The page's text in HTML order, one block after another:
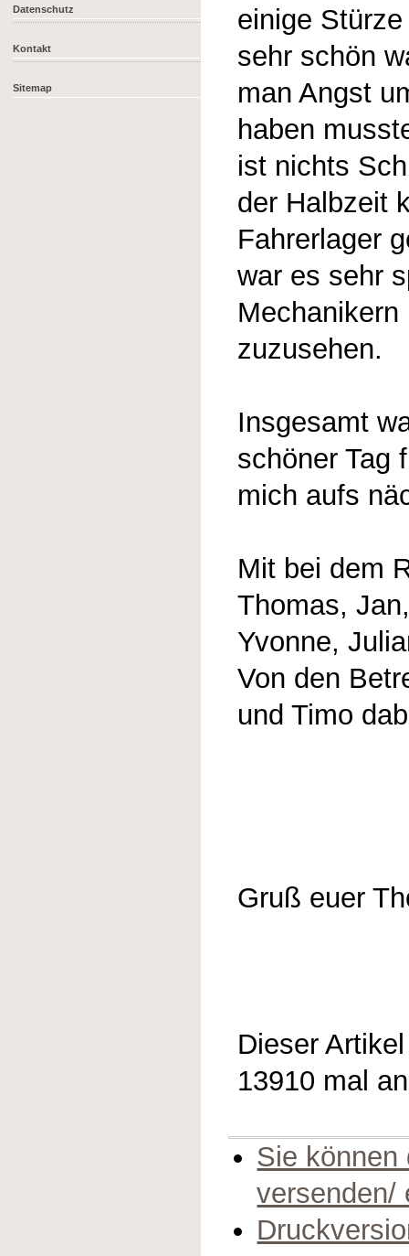
Datenschutz
Kontakt
Sitemap
einige
sehr schön
man Angst
haben
ist nichts
der Halbzeit
Fahrerlager
war es sehr
Mechanikern
zuzusehen.
Insgesamt
schöner Tag
mich aufs
Mit bei dem
Thomas,
Yvonne,
Von den
und Timo
Gruß euer
Dieser
13910 mal
Sie können
versenden/